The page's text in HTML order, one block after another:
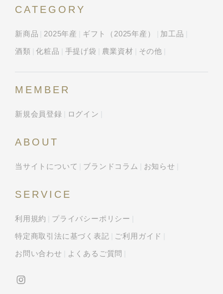
CATEGORY
新商品 2025年産 ギフト（2025年産） 加工品
酒類 化粧品 手提げ袋 農業資材 その他
MEMBER
新規会員登録 ログイン
ABOUT
当サイトについて ブランドコラム お知らせ
SERVICE
利用規約 プライバシーポリシー
特定商取引法に基づく表記 ご利用ガイド
お問い合わせ よくあるご質問